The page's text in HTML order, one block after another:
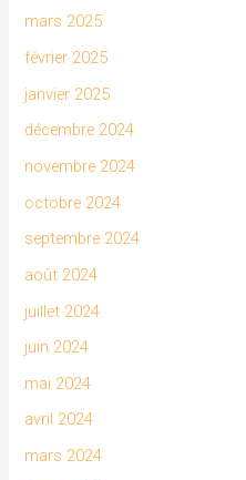
mars 2025
février 2025
janvier 2025
décembre 2024
novembre 2024
octobre 2024
septembre 2024
août 2024
juillet 2024
juin 2024
mai 2024
avril 2024
mars 2024